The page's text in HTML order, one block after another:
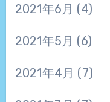
2021年6月 (4)
2021年5月 (6)
2021年4月 (7)